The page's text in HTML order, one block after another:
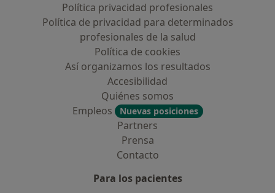
Política privacidad profesionales
Política de privacidad para determinados
profesionales de la salud
Política de cookies
Así organizamos los resultados
Accesibilidad
Quiénes somos
Empleos
Nuevas posiciones
Partners
Prensa
Contacto
Para los pacientes